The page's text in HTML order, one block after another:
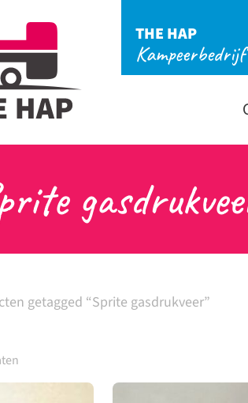
THE HAP
Kampeerbedrijf
getagged “Sprite gasdrukveer”